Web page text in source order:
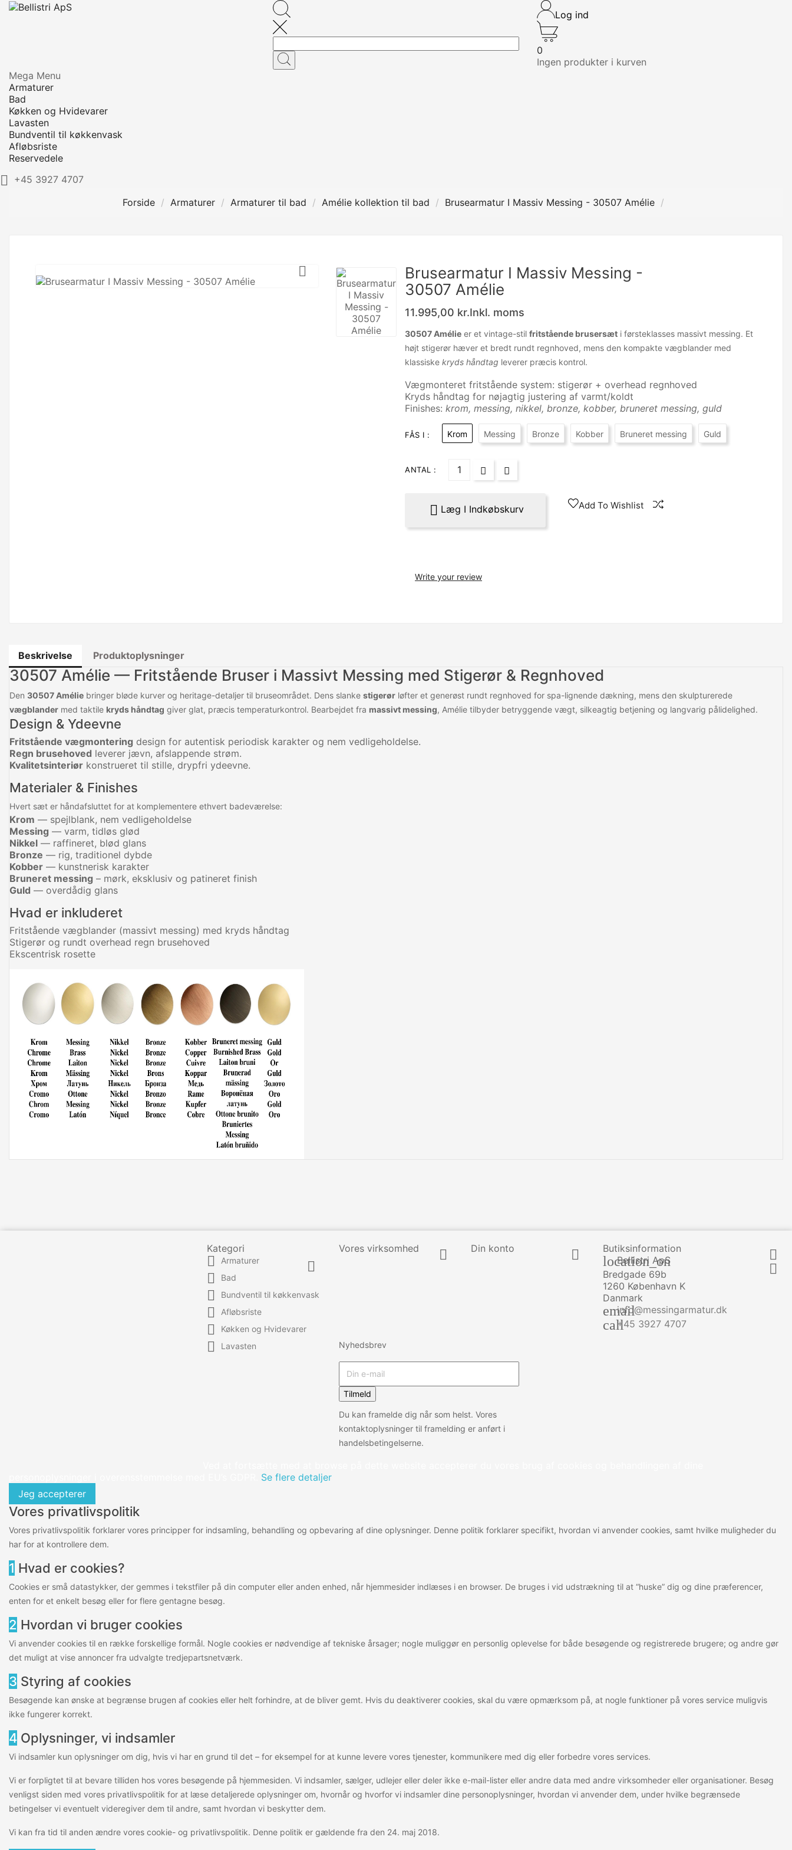
Log ind
0
Ingen produkter i kurven
Mega Menu
Armaturer
Bad
Køkken og Hvidevarer
Lavasten
Bundventil til køkkenvask
Afløbsriste
Reservedele

+45 3927 4707
Forside
Armaturer Armaturer til bad Amélie kollektion til bad Brusearmatur I Massiv Messing - 30507 Amélie

Brusearmatur I Massiv Messing -
30507 Amélie
11.995,00 kr.Inkl. moms
30507 Amélie er et vintage-stil fritstående brusersæt i førsteklasses massivt messing. Et
højt stigerør hæver et bredt rundt regnhoved, mens den kompakte vægblander med
klassiske kryds håndtag leverer præcis kontrol.
Vægmonteret fritstående system: stigerør + overhead regnhoved
Kryds håndtag for nøjagtig justering af varmt/koldt
Finishes: krom, messing, nikkel, bronze, kobber, bruneret messing, guld
FÅS I : Krom Messing Bronze Kobber Bruneret messing Guld
ANTAL :
 Læg I Indkøbskurv Add To Wishlist
Write your review
Beskrivelse Produktoplysninger
30507 Amélie — Fritstående Bruser i Massivt Messing med Stigerør & Regnhoved
Den 30507 Amélie bringer bløde kurver og heritage-detaljer til bruseområdet. Dens slanke stigerør løfter et generøst rundt regnhoved for spa-lignende dækning, mens den skulpturerede
vægblander med taktile kryds håndtag giver glat, præcis temperaturkontrol. Bearbejdet fra massivt messing, Amélie tilbyder betryggende vægt, silkeagtig betjening og langvarig pålidelighed.
Design & Ydeevne
Fritstående vægmontering design for autentisk periodisk karakter og nem vedligeholdelse.
Regn brusehoved leverer jævn, afslappende strøm.
Kvalitetsinteriør konstrueret til stille, drypfri ydeevne.
Materialer & Finishes
Hvert sæt er håndafsluttet for at komplementere ethvert badeværelse:
Krom — spejlblank, nem vedligeholdelse
Messing — varm, tidløs glød
Nikkel — raffineret, blød glans
Bronze — rig, traditionel dybde
Kobber — kunstnerisk karakter
Bruneret messing – mørk, eksklusiv og patineret finish
Guld — overdådig glans
Hvad er inkluderet
Fritstående vægblander (massivt messing) med kryds håndtag
Stigerør og rundt overhead regn brusehoved
Ekscentrisk rosette
Kategori

 Armaturer
 Bad
 Bundventil til køkkenvask
 Afløbsriste
 Køkken og Hvidevarer
 Lavasten
Vores virksomhed  Din konto  Butiksinformation


location_on
Bellistri ApS
Bredgade 69b
1260 København K
Danmark
email
info@messingarmatur.dk
call+45 3927 4707
Nyhedsbrev
Tilmeld
Du kan framelde dig når som helst. Vores
kontaktoplysninger til framelding er anført i
handelsbetingelserne.
Se flere detaljer
Jeg accepterer
Vores privatlivspolitik
Vores privatlivspolitik forklarer vores principper for indsamling, behandling og opbevaring af dine oplysninger. Denne politik forklarer specifikt, hvordan vi anvender cookies, samt hvilke muligheder du
har for at kontrollere dem.
1 Hvad er cookies?
Cookies er små datastykker, der gemmes i tekstfiler på din computer eller anden enhed, når hjemmesider indlæses i en browser. De bruges i vid udstrækning til at “huske” dig og dine præferencer,
enten for et enkelt besøg eller for flere gentagne besøg.
2 Hvordan vi bruger cookies
Vi anvender cookies til en række forskellige formål. Nogle cookies er nødvendige af tekniske årsager; nogle muliggør en personlig oplevelse for både besøgende og registrerede brugere; og andre gør
det muligt at vise annoncer fra udvalgte tredjepartsnetværk.
3 Styring af cookies
Besøgende kan ønske at begrænse brugen af cookies eller helt forhindre, at de bliver gemt. Hvis du deaktiverer cookies, skal du være opmærksom på, at nogle funktioner på vores service muligvis
ikke fungerer korrekt.
4 Oplysninger, vi indsamler
Vi indsamler kun oplysninger om dig, hvis vi har en grund til det – for eksempel for at kunne levere vores tjenester, kommunikere med dig eller forbedre vores services.
Vi er forpligtet til at bevare tilliden hos vores besøgende på hjemmesiden. Vi indsamler, sælger, udlejer eller deler ikke e-mail-lister eller andre data med andre virksomheder eller organisationer. Besøg
venligst siden med vores privatlivspolitik for at læse detaljerede oplysninger om, hvornår og hvorfor vi indsamler dine personoplysninger, hvordan vi anvender dem, under hvilke begrænsede
betingelser vi eventuelt videregiver dem til andre, samt hvordan vi beskytter dem.
Vi kan fra tid til anden ændre vores cookie- og privatlivspolitik. Denne politik er gældende fra den 24. maj 2018.